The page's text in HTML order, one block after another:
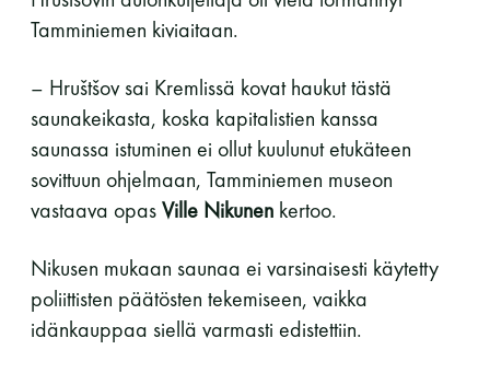
Tamminiemen kiviaitaan.
– Hruštšov sai Kremlissä kovat haukut tästä
saunakeikasta, koska kapitalistien kanssa
saunassa istuminen ei ollut kuulunut etukäteen
sovittuun ohjelmaan, Tamminiemen museon
vastaava opasVille Nikunen kertoo.
Nikusen mukaan saunaa ei varsinaisesti käytetty
poliittisten päätösten tekemiseen, vaikka
idänkauppaa siellä varmasti edistettiin.